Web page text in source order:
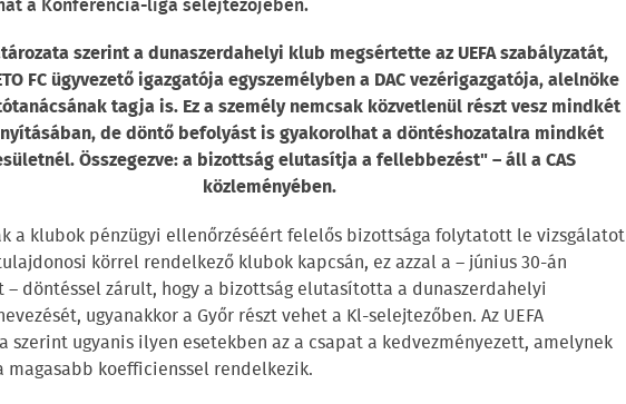
a Konferencia-liga selejtezőjében.
szerint a dunaszerdahelyi klub megsértette az UEFA szabályzatát,
FC ügyvezető igazgatója egyszemélyben a DAC vezérigazgatója, alelnöke
tagja is. Ez a személy nemcsak közvetlenül részt vesz mindkét
de döntő befolyást is gyakorolhat a döntéshozatalra mindkét
Összegezve: a bizottság elutasítja a fellebbezést" – áll a CAS
közleményében.
a klubok pénzügyi ellenőrzéséért felelős bizottsága folytatott le vizsgálatot
körrel rendelkező klubok kapcsán, ez azzal a – június 30-án
döntéssel zárult, hogy a bizottság elutasította a dunaszerdahelyi
ugyanakkor a Győr részt vehet a Kl-selejtezőben. Az UEFA
szerint ugyanis ilyen esetekben az a csapat a kedvezményezett, amelynek
magasabb koefficienssel rendelkezik.